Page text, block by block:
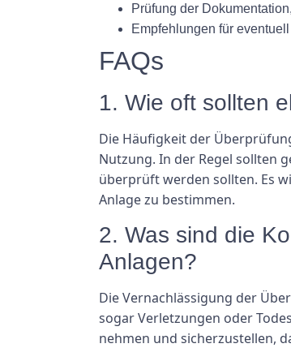
Prüfung der
Empfehlungen für
FAQs
1. Wie oft sollten
Die Häufigkeit der
Nutzung. In der Regel sollten
überprüft werden sollten. Es
Anlage zu bestimmen.
2. Was sind die
Anlagen?
Die Vernachlässigung der
sogar Verletzungen oder
nehmen und sicherzustellen,